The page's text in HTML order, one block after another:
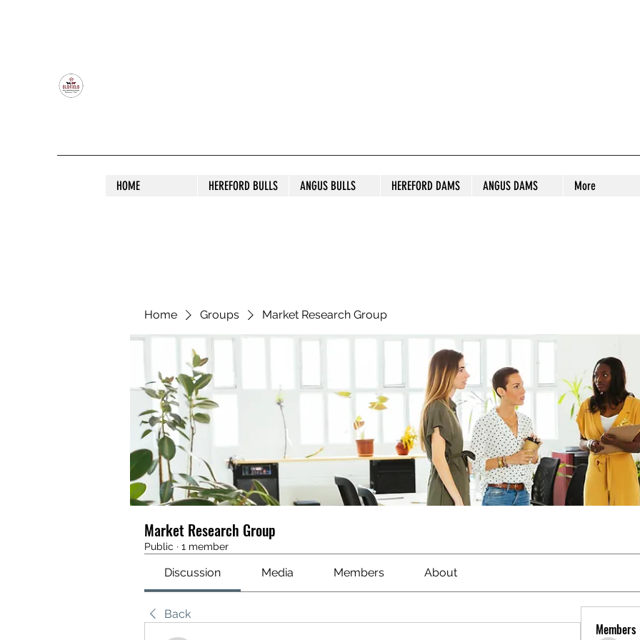
HOME HEREFORD BULLS ANGUS BULLS HEREFORD DAMS ANGUS DAMS More
Home Groups Market Research Group
Market Research Group
Public · 1 member
Discussion Media Members About
Back
Members